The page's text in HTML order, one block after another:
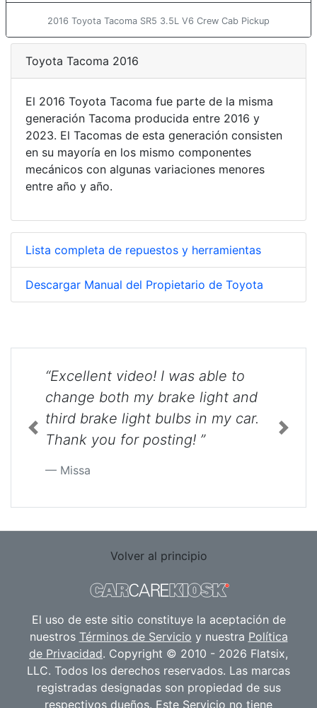
2016 Toyota Tacoma SR5 3.5L V6 Crew Cab Pickup
Toyota Tacoma 2016
El 2016 Toyota Tacoma fue parte de la misma
generación Tacoma producida entre 2016 y
2023. El Tacomas de esta generación consisten
en su mayoría en los mismo componentes
mecánicos con algunas variaciones menores
entre año y año.
Lista completa de repuestos y herramientas
Descargar Manual del Propietario de Toyota
“Excellent video! I was able to
change both my brake light and
third brake light bulbs in my car.
Thank you for posting! ”
Missa
Previous Next
Volver al principio
El uso de este sitio constituye la aceptación de
nuestros Términos de Servicio y nuestra Política
de Privacidad. Copyright © 2010 - 2026 Flatsix,
LLC. Todos los derechos reservados. Las marcas
registradas designadas son propiedad de sus
respectivos dueños. Este Servicio no tiene